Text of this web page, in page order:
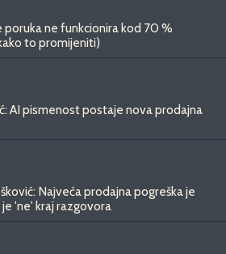
poruka ne funkcionira kod 70 %
to promijeniti)
AI pismenost postaje nova prodajna
Najveća prodajna pogreška je
'ne' kraj razgovora